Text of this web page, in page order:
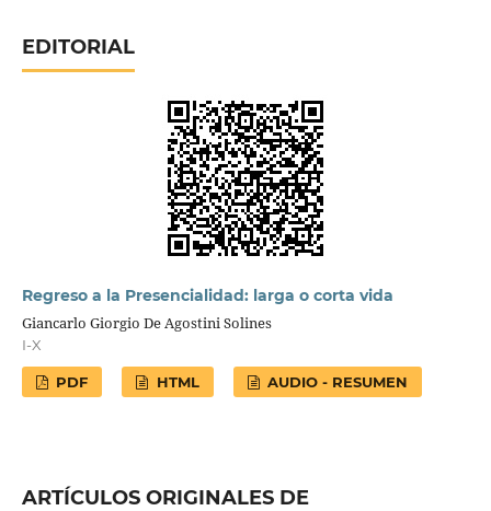
EDITORIAL
Regreso a la Presencialidad: larga o corta vida
Giancarlo Giorgio De Agostini Solines
I-X
PDF HTML AUDIO - RESUMEN
ARTÍCULOS ORIGINALES DE